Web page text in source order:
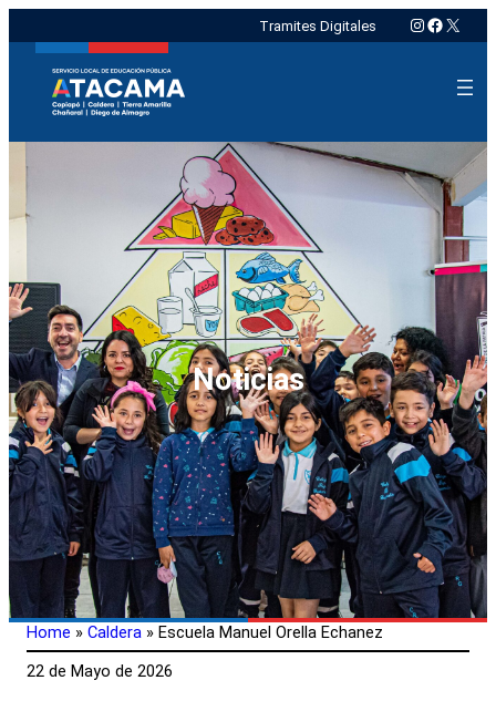
Tramites Digitales Instagram
X
Noticias
Home » Caldera » Escuela Manuel Orella Echanez
22 de Mayo de 2026